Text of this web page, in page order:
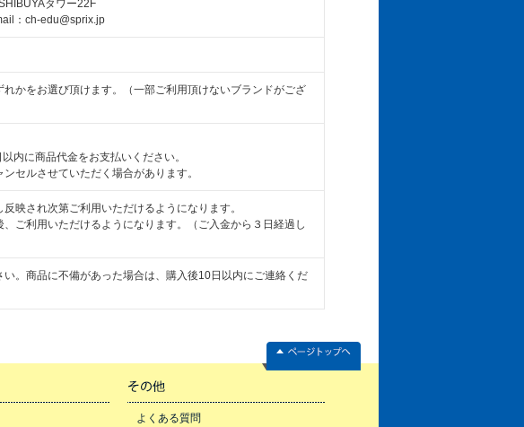
タワー22F
：ch-edu@sprix.jp
かをお選び頂けます。（一部ご利用頂けないブランドがござ
内に商品代金をお支払いください。
セルさせていただく場合があります。
映され次第ご利用いただけるようになります。
ご利用いただけるようになります。（ご入金から３日経過し
。商品に不備があった場合は、購入後10日以内にご連絡くだ
よくある質問